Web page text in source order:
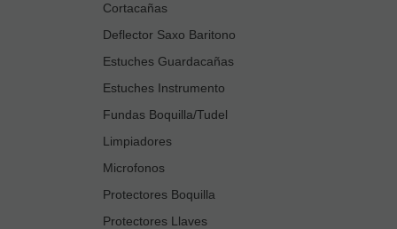
Cortacañas
Deflector Saxo Baritono
Estuches Guardacañas
Estuches Instrumento
Fundas Boquilla/Tudel
Limpiadores
Microfonos
Protectores Boquilla
Protectores Llaves